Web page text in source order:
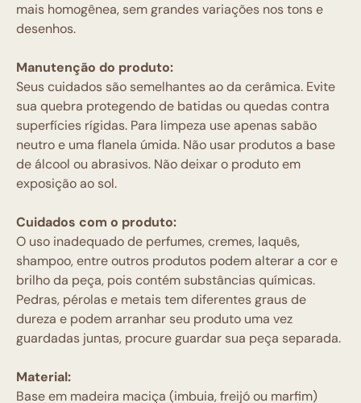
mais homogênea, sem grandes variações nos tons e
desenhos.
Manutenção do produto:
Seus cuidados são semelhantes ao da cerâmica. Evite
sua quebra protegendo de batidas ou quedas contra
superfícies rígidas. Para limpeza use apenas sabão
neutro e uma flanela úmida. Não usar produtos a base
de álcool ou abrasivos. Não deixar o produto em
exposição ao sol.
Cuidados com o produto:
O uso inadequado de perfumes, cremes, laquês,
shampoo, entre outros produtos podem alterar a cor e
brilho da peça, pois contém substâncias químicas.
Pedras, pérolas e metais tem diferentes graus de
dureza e podem arranhar seu produto uma vez
guardadas juntas, procure guardar sua peça separada.
Material:
Base em madeira maciça (imbuia, freijó ou marfim)